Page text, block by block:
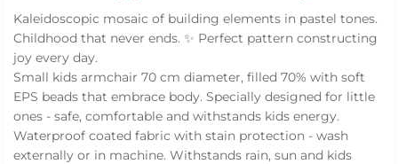
Kaleidoscopic mosaic of building elements in pastel tones.
Childhood that never ends. ✨ Perfect pattern constructing
joy every day.
Small kids armchair 70 cm diameter, filled 70% with soft
EPS beads that embrace body. Specially designed for little
ones - safe, comfortable and withstands kids energy.
Waterproof coated fabric with stain protection - wash
externally or in machine. Withstands rain, sun and kids